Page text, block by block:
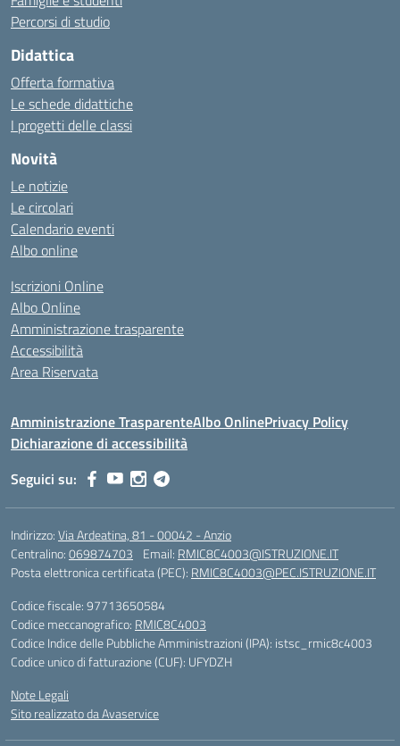
Percorsi di studio
Didattica
Offerta formativa
Le schede didattiche
I progetti delle classi
Novità
Le notizie
Le circolari
Calendario eventi
Albo online
Iscrizioni Online
Albo Online
Amministrazione trasparente
Accessibilità
Area Riservata
Amministrazione TrasparenteAlbo OnlinePrivacy Policy
Dichiarazione di accessibilità
Seguici su:
Indirizzo:Via Ardeatina, 81 - 00042 - Anzio
Centralino:069874703 Email: RMIC8C4003@ISTRUZIONE.IT
Posta elettronica certificata (PEC): RMIC8C4003@PEC.ISTRUZIONE.IT
Codice fiscale: 97713650584
Codice meccanografico: RMIC8C4003
Codice Indice delle Pubbliche Amministrazioni (IPA): istsc_rmic8c4003
Codice unico di fatturazione (CUF): UFYDZH
Note Legali
Sito realizzato da Avaservice